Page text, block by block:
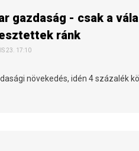
gazdaság - csak a
ránk
23. 17:10
növekedés, idén 4 százalék